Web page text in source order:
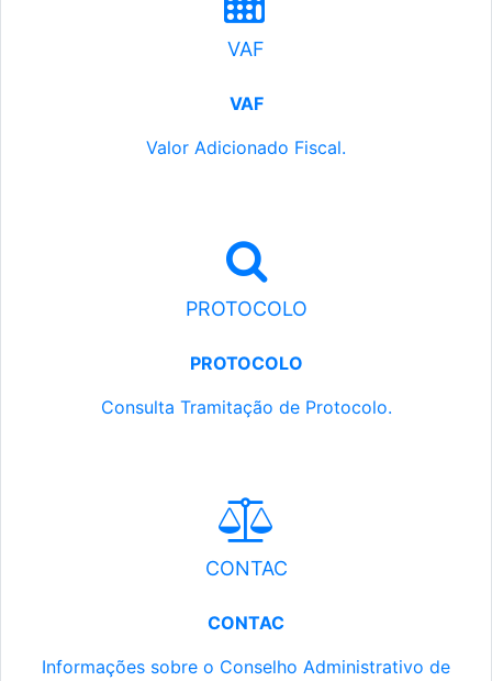
VAF
VAF
Valor Adicionado Fiscal.
PROTOCOLO
PROTOCOLO
Consulta Tramitação de Protocolo.
CONTAC
CONTAC
Informações sobre o Conselho Administrativo de